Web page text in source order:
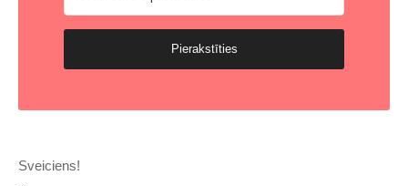
Pierakstīties
Sveiciens!